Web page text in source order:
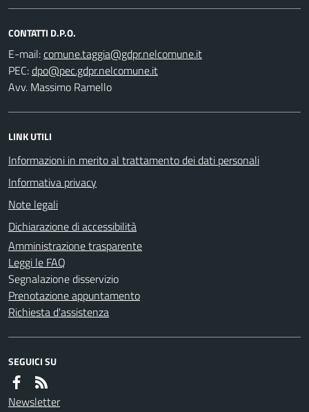
CONTATTI D.P.O.
E-mail:
PEC:
Avv. Massimo Ramello
LINK UTILI
Informazioni in merito al trattamento dei dati personali
Informativa privacy
Note legali
Dichiarazione di accessibilità
Amministrazione trasparente
Leggi le FAQ
Segnalazione disservizio
Prenotazione appuntamento
Richiesta d'assistenza
SEGUICI SU
Newsletter